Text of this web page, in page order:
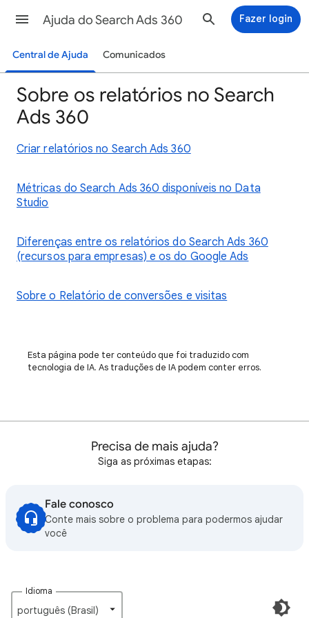
Ajuda do Search Ads 360 Fazer login
Central de Ajuda Comunicados
Sobre os relatórios no Search
Ads 360
Criar relatórios no Search Ads 360
Métricas do Search Ads 360 disponíveis no Data
Studio
Diferenças entre os relatórios do Search Ads 360
(recursos para empresas) e os do Google Ads
Sobre o Relatório de conversões e visitas
Esta página pode ter conteúdo que foi traduzido com
tecnologia de IA. As traduções de IA podem conter erros.
Precisa de mais ajuda?
Siga as próximas etapas:
Fale conosco
Conte mais sobre o problema para podermos ajudar
você
Idioma
português (Brasil)‎